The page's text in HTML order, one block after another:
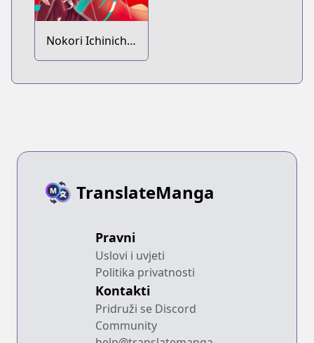
Nokori Ichinichi
de Hametsu Flag
TranslateManga
Pravni
Uslovi i uvjeti
Politika privatnosti
Kontakti
Pridruži se Discord
Community